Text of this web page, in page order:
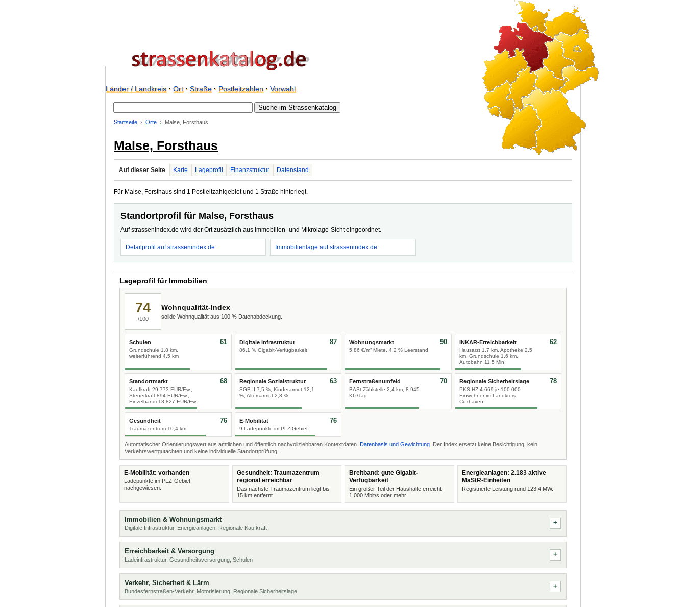
Länder / Landkreis· Ort· Straße· Postleitzahlen· Vorwahl
Startseite Orte Malse, Forsthaus
Malse, Forsthaus
Auf dieser Seite Karte Lageprofil Finanzstruktur Datenstand
Für Malse, Forsthaus sind 1 Postleitzahlgebiet und 1 Straße hinterlegt.
Standortprofil für Malse, Forsthaus
Auf strassenindex.de wird der Ort zusätzlich aus Immobilien- und Mikrolage-Sicht eingeordnet.
Detailprofil auf strassenindex.de Immobilienlage auf strassenindex.de
Lageprofil für Immobilien
74
/100
Wohnqualität-Index
solide Wohnqualität aus 100 % Datenabdeckung.
Schulen
Grundschule 1,8 km,
weiterführend 4,5 km
61 Digitale Infrastruktur
86,1 % Gigabit-Verfügbarkeit
87 Wohnungsmarkt
5,86 €/m² Miete, 4,2 % Leerstand
90 INKAR-Erreichbarkeit
Hausarzt 1,7 km, Apotheke 2,5
km, Grundschule 1,6 km,
Autobahn 11,5 Min.
62
Standortmarkt
Kaufkraft 29.773 EUR/Ew.,
Steuerkraft 894 EUR/Ew.,
Einzelhandel 8.827 EUR/Ew.
68 Regionale Sozialstruktur
SGB II 7,5 %, Kinderarmut 12,1
%, Altersarmut 2,3 %
63 Fernstraßenumfeld
BASt-Zählstelle 2,4 km, 8.945
Kfz/Tag
70 Regionale Sicherheitslage
PKS-HZ 4.669 je 100.000
Einwohner im Landkreis
Cuxhaven
78
Gesundheit
Traumazentrum 10,4 km
76 E-Mobilität
9 Ladepunkte im PLZ-Gebiet
76
Automatischer Orientierungswert aus amtlichen und öffentlich nachvollziehbaren Kontextdaten. Datenbasis und Gewichtung . Der Index ersetzt keine Besichtigung, kein
Verkehrswertgutachten und keine individuelle Standortprüfung.
E-Mobilität: vorhanden
Ladepunkte im PLZ-Gebiet
nachgewiesen.
Gesundheit: Traumazentrum
regional erreichbar
Das nächste Traumazentrum liegt bis
15 km entfernt.
Breitband: gute Gigabit-
Verfügbarkeit
Ein großer Teil der Haushalte erreicht
1.000 Mbit/s oder mehr.
Energieanlagen: 2.183 aktive
MaStR-Einheiten
Registrierte Leistung rund 123,4 MW.
Immobilien & Wohnungsmarkt
Digitale Infrastruktur, Energieanlagen, Regionale Kaufkraft
Erreichbarkeit & Versorgung
Ladeinfrastruktur, Gesundheitsversorgung, Schulen
Verkehr, Sicherheit & Lärm
Bundesfernstraßen-Verkehr, Motorisierung, Regionale Sicherheitslage